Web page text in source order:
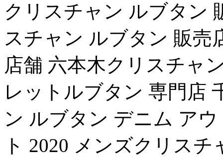
クリスチャン ルブタン
スチャン ルブタン 販売
店舗 六本木クリスチャ
レットルブタン 専門店
ン ルブタン デニム ア
ト 2020 メンズクリス